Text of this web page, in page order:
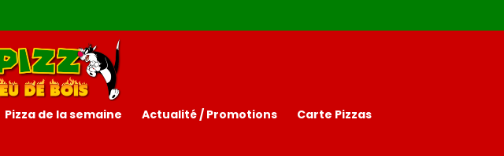
Pizza de la semaine Actualité / Promotions
Carte Pizzas